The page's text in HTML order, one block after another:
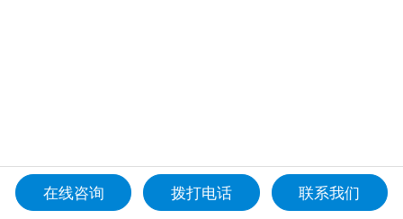
在线咨询 拨打电话 联系我们